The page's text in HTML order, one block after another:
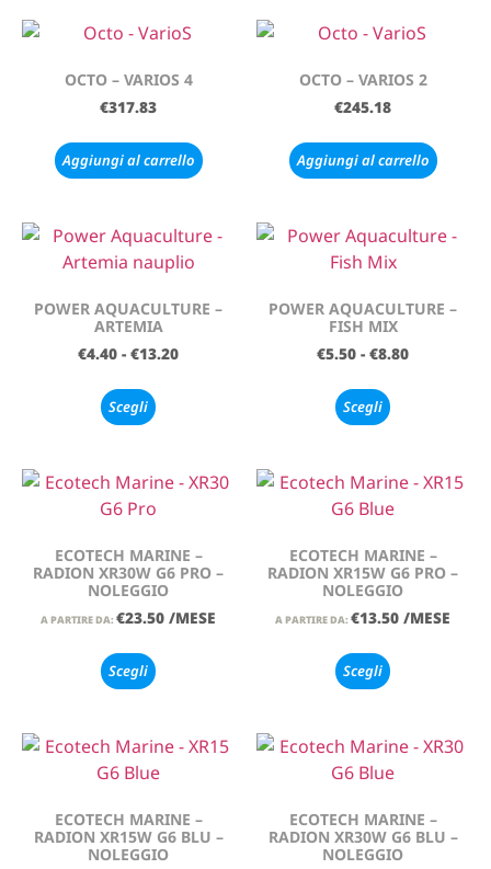
OCTO – VARIOS 4
€317.83
Aggiungi al carrello
OCTO – VARIOS 2
€245.18
Aggiungi al carrello
POWER AQUACULTURE –
ARTEMIA
€4.40 - €13.20
Scegli
POWER AQUACULTURE –
FISH MIX
€5.50 - €8.80
Scegli
ECOTECH MARINE –
RADION XR30W G6 PRO –
NOLEGGIO
A PARTIRE DA: €23.50 /MESE
Scegli
ECOTECH MARINE –
RADION XR15W G6 PRO –
NOLEGGIO
A PARTIRE DA: €13.50 /MESE
Scegli
ECOTECH MARINE –
RADION XR15W G6 BLU –
NOLEGGIO
ECOTECH MARINE –
RADION XR30W G6 BLU –
NOLEGGIO